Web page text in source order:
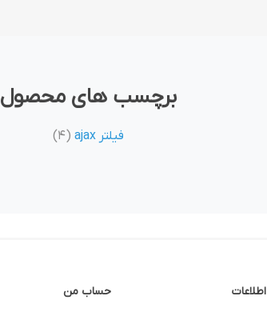
برچسب های محصول
فیلتر ajax (4)
اطلاعات حساب من